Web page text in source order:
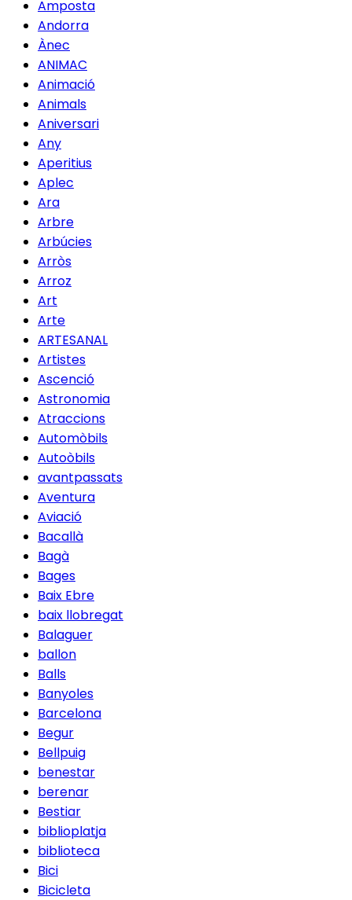
Amposta
Andorra
Ànec
ANIMAC
Animació
Animals
Aniversari
Any
Aperitius
Aplec
Ara
Arbre
Arbúcies
Arròs
Arroz
Art
Arte
ARTESANAL
Artistes
Ascenció
Astronomia
Atraccions
Automòbils
Autoòbils
avantpassats
Aventura
Aviació
Bacallà
Bagà
Bages
Baix Ebre
baix llobregat
Balaguer
ballon
Balls
Banyoles
Barcelona
Begur
Bellpuig
benestar
berenar
Bestiar
biblioplatja
biblioteca
Bici
Bicicleta